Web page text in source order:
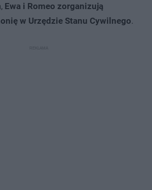
Ewa i Romeo zorganizują
w Urzędzie Stanu Cywilnego.